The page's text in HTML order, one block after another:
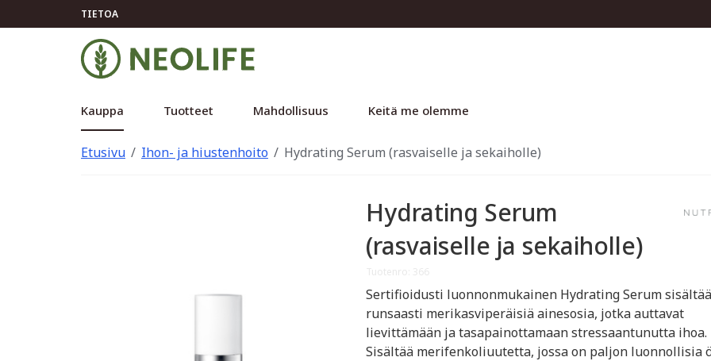
TIETOA
Kauppa Tuotteet Mahdollisuus Keitä me olemme
Etusivu Ihon- ja hiustenhoito Hydrating Serum (rasvaiselle ja sekaiholle)
Hydrating Serum
(rasvaiselle ja sekaiholle)
Sertifioidusti luonnonmukainen Hydrating Serum sisältää
runsaasti merikasviperäisiä ainesosia, jotka auttavat
lievittämään ja tasapainottamaan stressaantunutta ihoa.
Sisältää merifenkoliuutetta, jossa on paljon luonnollisia